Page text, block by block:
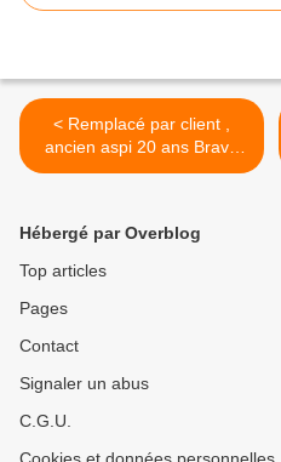
< Remplacé par client ,
ancien aspi 20 ans Bravo
😉😉😉
Hébergé par Overblog
Top articles
Pages
Contact
Signaler un abus
C.G.U.